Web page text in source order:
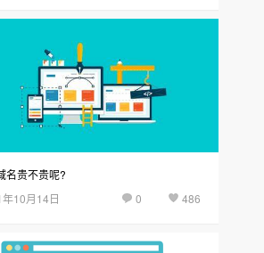
名贵不贵呢?
10月14日
486
0